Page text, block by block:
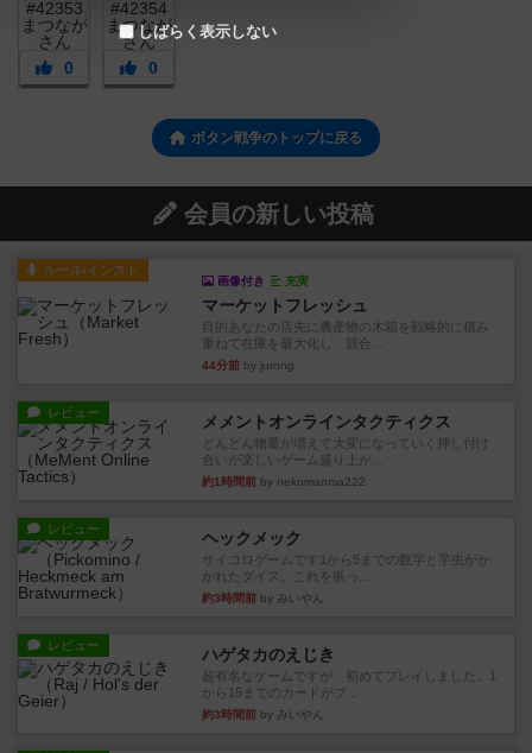
0 0
ボタン戦争のトップに戻る
会員の新しい投稿
ルール/インスト
画像付き 充実
マーケットフレッシュ
目的あなたの店先に農産物の木箱を戦略的に積み
重ねて在庫を最大化し、競合...
44分前 by jurong
レビュー メメントオンラインタクティクス
どんどん物量が増えて大変になっていく押し付け
合いが楽しいゲーム盛り上が...
約1時間前 by nekomanma222
レビュー ヘックメック
サイコロゲームです1から5までの数字と芋虫がか
かれたダイス。これを振っ...
約3時間前 by みいやん
レビュー ハゲタカのえじき
超有名なゲームですが、初めてプレイしました。1
から15までのカードがプ...
約3時間前 by みいやん
しばらく表示しない